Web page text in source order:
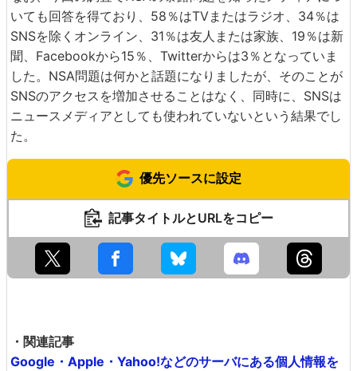
いても回答を得ており、58％はTVまたはラジオ、34％は
SNSを除くオンライン、31％は友人または家族、19％は新
聞、Facebookから15％、Twitterからは3％となっていま
した。NSA問題は何かと話題になりましたが、そのことが
SNSのアクセスを増加させることはなく、同時に、SNSは
ニュースメディアとしても使われていないという結果でし
た。
優先ソースに設定
記事タイトルとURLをコピー
・関連記事
Google・Apple・Yahoo!などのサーバにある個人情報を